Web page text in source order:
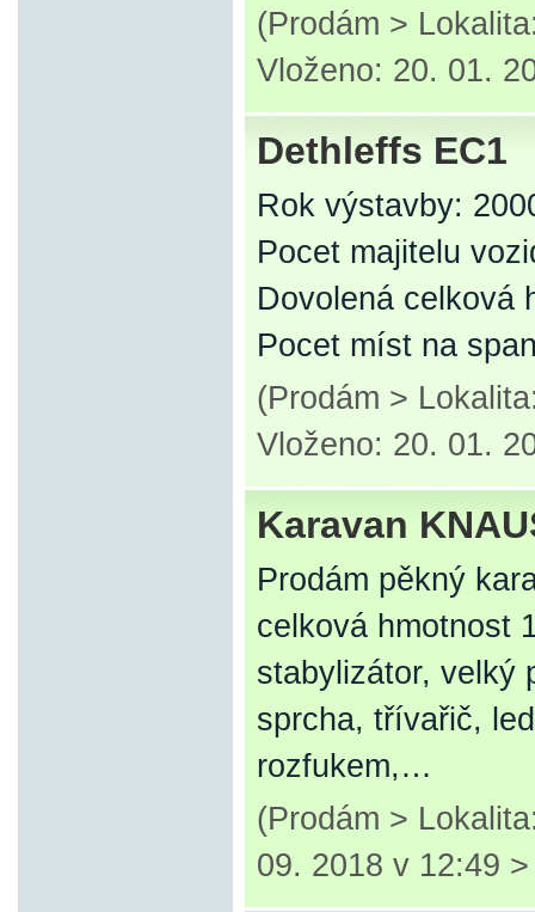
(Prodám >
Vloženo: 20. 01.
Dethleffs EC1
Rok výstavby:
Pocet majitelu
Dovolená celková
Pocet míst na
(Prodám >
Vloženo: 20. 01.
Karavan
Prodám pěkný
celková hmotnost
stabylizátor, velký
sprcha, třívařič,
rozfukem,…
(Prodám >
09. 2018 v 12:49